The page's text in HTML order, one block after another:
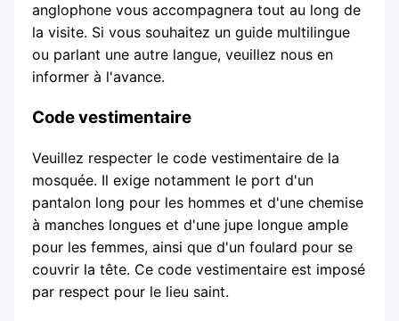
anglophone vous accompagnera tout au long de
la visite. Si vous souhaitez un guide multilingue
ou parlant une autre langue, veuillez nous en
informer à l'avance.
Code vestimentaire
Veuillez respecter le code vestimentaire de la
mosquée. Il exige notamment le port d'un
pantalon long pour les hommes et d'une chemise
à manches longues et d'une jupe longue ample
pour les femmes, ainsi que d'un foulard pour se
couvrir la tête. Ce code vestimentaire est imposé
par respect pour le lieu saint.